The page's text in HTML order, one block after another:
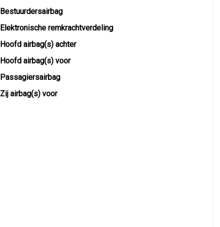
Bestuurdersairbag
Elektronische remkrachtverdeling
Hoofd airbag(s) achter
Hoofd airbag(s) voor
Passagiersairbag
Zij airbag(s) voor